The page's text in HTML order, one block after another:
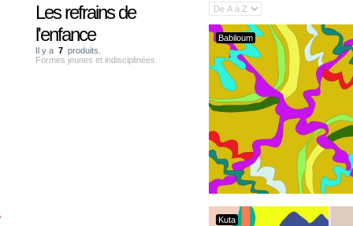
Les refrains de
l'enfance
Il y a 7 produits.
Formes jeunes et indisciplinées.
Babiloum
Kuta